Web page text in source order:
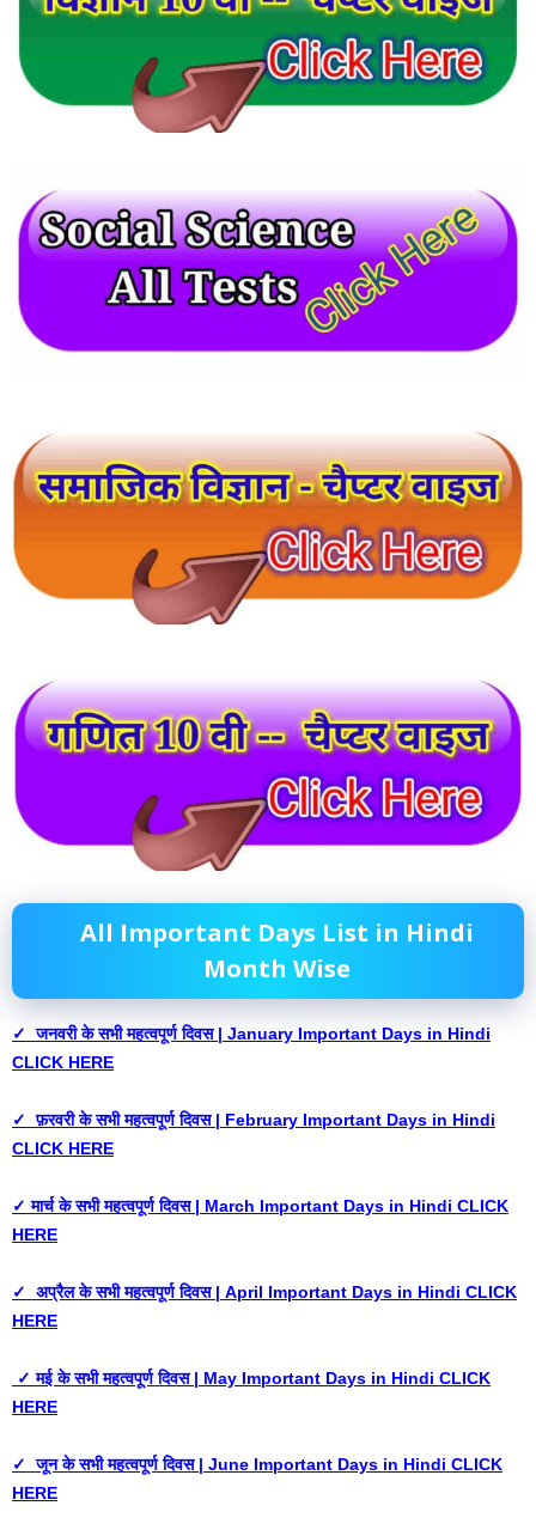
All Important Days List in Hindi
Month Wise
✓ जनवरी के सभी महत्वपूर्ण दिवस | January Important Days in Hindi
CLICK HERE
✓ फ़रवरी के सभी महत्वपूर्ण दिवस | February Important Days in Hindi
CLICK HERE
✓ मार्च के सभी महत्वपूर्ण दिवस | March Important Days in Hindi CLICK
HERE
✓ अप्रैल के सभी महत्वपूर्ण दिवस | April Important Days in Hindi CLICK
HERE
✓ मई के सभी महत्वपूर्ण दिवस | May Important Days in Hindi CLICK
HERE
✓ जून के सभी महत्वपूर्ण दिवस | June Important Days in Hindi CLICK
HERE